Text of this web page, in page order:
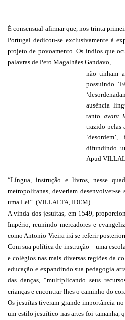
É consensual afirmar que, nos trinta
Portugal dedicou-se exclusivamente à
projeto de povoamento. Os índios que
palavras de Pero Magalhães Gandavo,
não tinham
possuindo
ausência
tanto avant
trazido pelas
difundindo
Apud
“Língua, instrução e livros, nesse
metropolitanas, deveriam desenvolver-
uma Lei”. (VILLALTA, IDEM).
A vinda dos jesuítas, em 1549,
Império, reunindo mercadores e
como Antonio Vieira irá se referir
Com sua política de instrução – uma
e colégios nas mais diversas regiões da
educação e expandindo sua pedagogia
das danças, “multiplicando seus
crianças e encontrar-lhes o caminho do
Os jesuítas tiveram grande importância
um estilo jesuítico nas artes foi tamanha,